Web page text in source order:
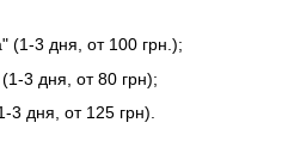
(1-3 дня, от 100 грн.);
3 дня, от 80 грн);
3 дня, от 125 грн).